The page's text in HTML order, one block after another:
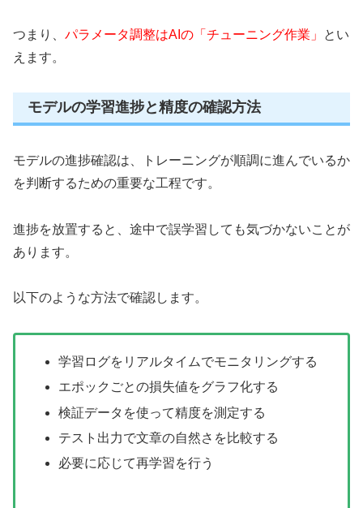
つまり、 パラメータ調整はAIの「チューニング作業」
とい
えます。
モデルの学習進捗と精度の確認方法
モデルの進捗確認は、トレーニングが順調に進んでいるか
を判断するための重要な工程です。
進捗を放置すると、途中で誤学習しても気づかないことが
あります。
以下のような方法で確認します。
学習ログをリアルタイムでモニタリングする
エポックごとの損失値をグラフ化する
検証データを使って精度を測定する
テスト出力で文章の自然さを比較する
必要に応じて再学習を行う